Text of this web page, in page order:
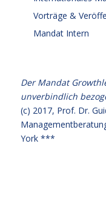
Vorträge &
Mandat Intern
Der Mandat
unverbindlich
(c) 2017, Prof. Dr.
York ***